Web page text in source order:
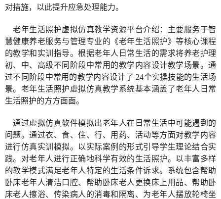
对措施，以此提升应急处理能力。
老年生活照护虚拟仿真教学资源平台介绍：主要服务于智
慧健康养老服务与管理专业的《老年生活照护》等核心课程
的教学和实训指导。根据老年人日常生活的需求将养老护理
初、中、高级不同阶段中常用的教学内容设计教学场景。通
过不同阶段中常用的教学内容设计了 24个实操技能的生活场
景。老年生活照护虚拟仿真教学系统基本涵盖了老年人日常
生活照护的方方面面。
通过虚拟仿真软件模拟出老年人在日常生活中可能遇到的
问题。通过衣、食、住、行、用药、活动等方面对教学内容
进行仿真实训模拟。以实际案例的形式引导学生理论结合实
践。对老年人进行正确地科学有效的生活照护。以丰富多样
的教学模式满足老年人特定的生活条件诉求。系统包含帮助
卧床老年人清洁口腔、帮助卧床老人更换床上用品、帮助卧
床老人擦浴、传染病人的消毒和隔离、为老年人摆放轮椅坐